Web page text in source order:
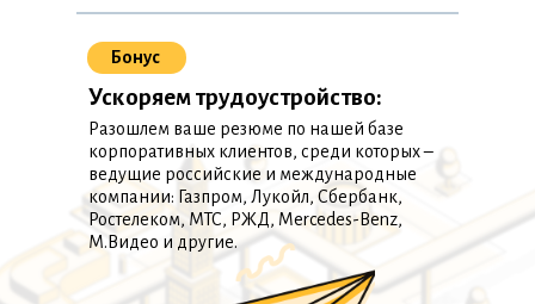
Бонус
Разошлем ваше резюме по нашей базе
корпоративных клиентов, среди которых –
ведущие российские и международные
компании: Газпром, Лукойл, Сбербанк,
Ростелеком, МТС, РЖД, Mercedes-Benz,
М.Видео и другие.
Ускоряем трудоустройство:
CFO в крупном медиа-холдинге. Преподаватель
Департамента Финансов
НИУ ВШЭ.Более